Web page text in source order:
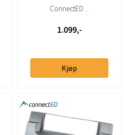
Quadlock
ConnectED ...
1.099,-
Kjøp